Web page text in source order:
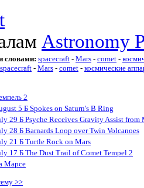
Astronomy
словами: spacecraft - Mars - comet -
spacecraft - Mars - comet - космические
2
5 Б Spokes on Saturn's B Ring
29 Б Psyche Receives Gravity Assist from
28 Б Barnards Loop over Twin Volcanoes
21 Б Turtle Rock on Mars
17 Б The Dust Trail of Comet Tempel 2
Марсе
>>